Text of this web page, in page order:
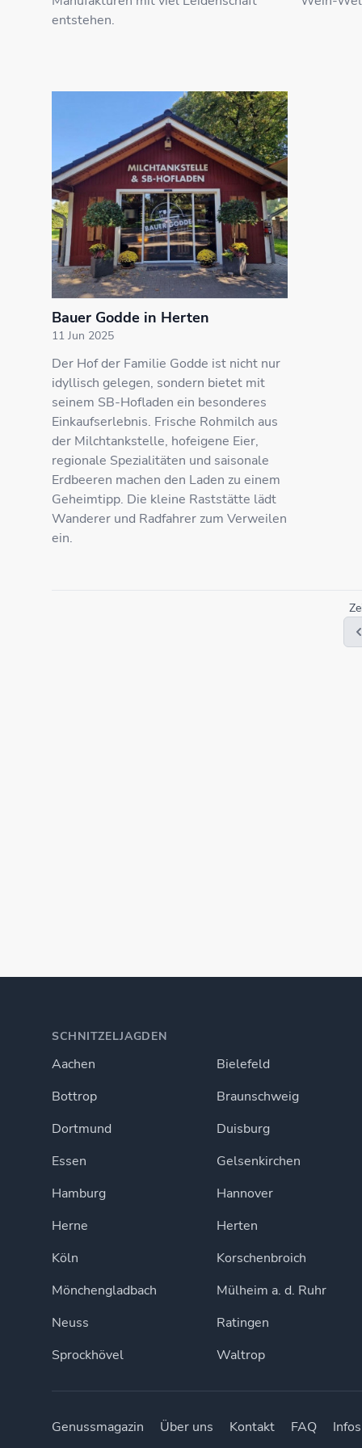
entstehen.
Bauer Godde in Herten
11 Jun 2025
Der Hof der Familie Godde ist nicht nur
idyllisch gelegen, sondern bietet mit
seinem SB-Hofladen ein besonderes
Einkaufserlebnis. Frische Rohmilch aus
der Milchtankstelle, hofeigene Eier,
regionale Spezialitäten und saisonale
Erdbeeren machen den Laden zu einem
Geheimtipp. Die kleine Raststätte lädt
Wanderer und Radfahrer zum Verweilen
ein.
SCHNITZELJAGDEN
Aachen Bielefeld
Bottrop
Braunschweig
Dortmund
Duisburg
Essen
Gelsenkirchen
Hamburg
Hannover
Herne
Herten
Köln
Korschenbroich
Mönchengladbach
Mülheim a. d. Ruhr
Neuss
Ratingen
Sprockhövel
Waltrop
Genussmagazin Über uns Kontakt FAQ Infos